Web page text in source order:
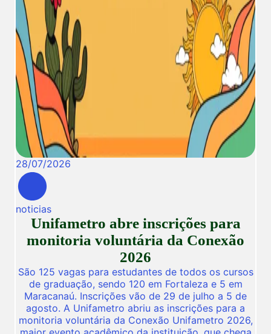
28/07/2026
noticias
Unifametro abre inscrições para
monitoria voluntária da Conexão
2026
São 125 vagas para estudantes de todos os cursos
de graduação, sendo 120 em Fortaleza e 5 em
Maracanaú. Inscrições vão de 29 de julho a 5 de
agosto. A Unifametro abriu as inscrições para a
monitoria voluntária da Conexão Unifametro 2026,